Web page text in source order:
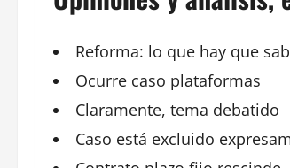
Reforma: lo que hay que
Ocurre caso plataformas
Claramente, tema debatido
Caso está excluido